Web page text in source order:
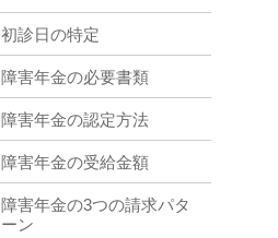
初診日の特定
障害年金の必要書類
障害年金の認定方法
障害年金の受給金額
障害年金の3つの請求パタ
ーン